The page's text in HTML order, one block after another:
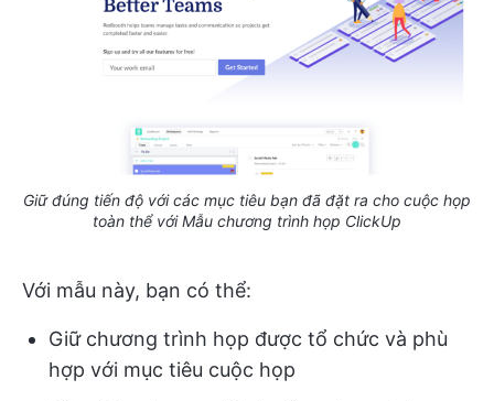
Giữ đúng tiến độ với các mục tiêu bạn đã đặt ra cho cuộc họp
toàn thể với Mẫu chương trình họp ClickUp
Với mẫu này, bạn có thể:
Giữ chương trình họp được tổ chức và phù
hợp với mục tiêu cuộc họp